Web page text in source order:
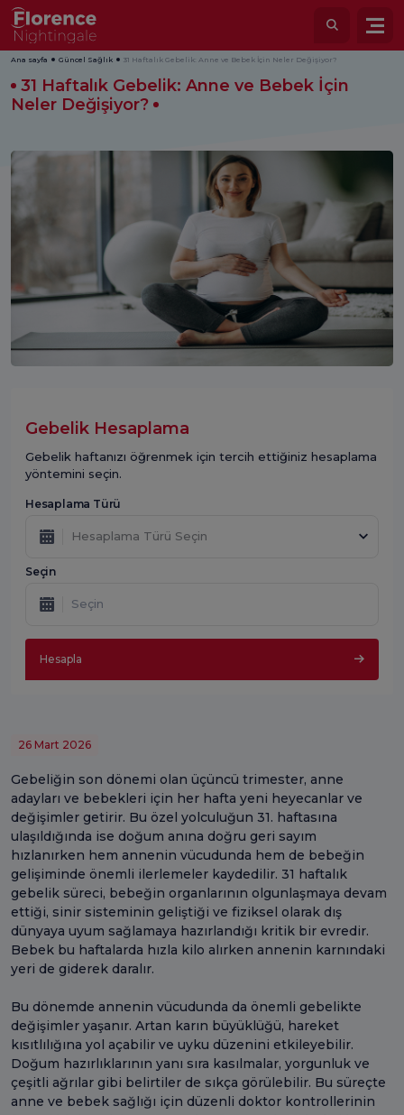
Ana sayfa Güncel Sağlık 31 Haftalık Gebelik: Anne ve Bebek İçin Neler Değişiyor?
31 Haftalık Gebelik: Anne ve Bebek İçin
Neler Değişiyor?
Gebelik Hesaplama
Gebelik haftanızı öğrenmek için tercih ettiğiniz hesaplama
yöntemini seçin.
Hesaplama Türü
Hesaplama Türü Seçin
Seçin
Hesapla
26 Mart 2026
Gebeliğin son dönemi olan üçüncü trimester, anne
adayları ve bebekleri için her hafta yeni heyecanlar ve
değişimler getirir. Bu özel yolculuğun 31. haftasına
ulaşıldığında ise doğum anına doğru geri sayım
hızlanırken hem annenin vücudunda hem de bebeğin
gelişiminde önemli ilerlemeler kaydedilir. 31 haftalık
gebelik süreci, bebeğin organlarının olgunlaşmaya devam
ettiği, sinir sisteminin geliştiği ve fiziksel olarak dış
dünyaya uyum sağlamaya hazırlandığı kritik bir evredir.
Bebek bu haftalarda hızla kilo alırken annenin karnındaki
yeri de giderek daralır.
Bu dönemde annenin vücudunda da önemli gebelikte
değişimler yaşanır. Artan karın büyüklüğü, hareket
kısıtlılığına yol açabilir ve uyku düzenini etkileyebilir.
Doğum hazırlıklarının yanı sıra kasılmalar, yorgunluk ve
çeşitli ağrılar gibi belirtiler de sıkça görülebilir. Bu süreçte
anne ve bebek sağlığı için düzenli doktor kontrollerinin